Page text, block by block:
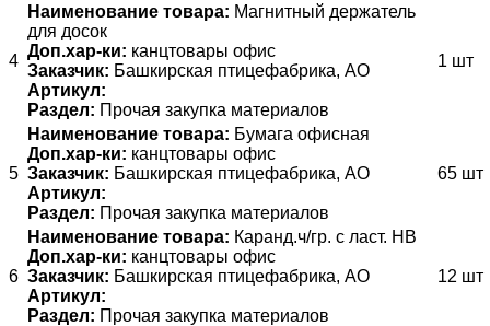
4
Наименование товара: Магнитный держатель
для досок
Доп.хар-ки: канцтовары офис
Заказчик: Башкирская птицефабрика, АО
Артикул:
Раздел: Прочая закупка материалов
1 шт
5
Наименование товара: Бумага офисная
Доп.хар-ки: канцтовары офис
Заказчик: Башкирская птицефабрика, АО
Артикул:
Раздел: Прочая закупка материалов
65 шт
6
Наименование товара: Каранд.ч/гр. с ласт. HB
Доп.хар-ки: канцтовары офис
Заказчик: Башкирская птицефабрика, АО
Артикул:
Раздел: Прочая закупка материалов
12 шт